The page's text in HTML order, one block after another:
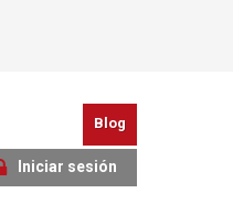
Blog
Iniciar sesión